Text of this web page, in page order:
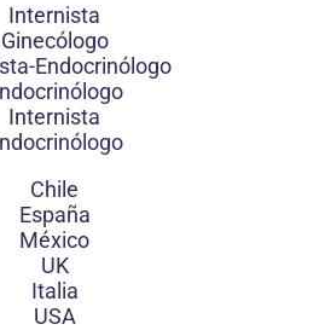
Internista
Ginecólogo
Endocrinólogo
Internista
Chile
España
México
UK
Italia
USA